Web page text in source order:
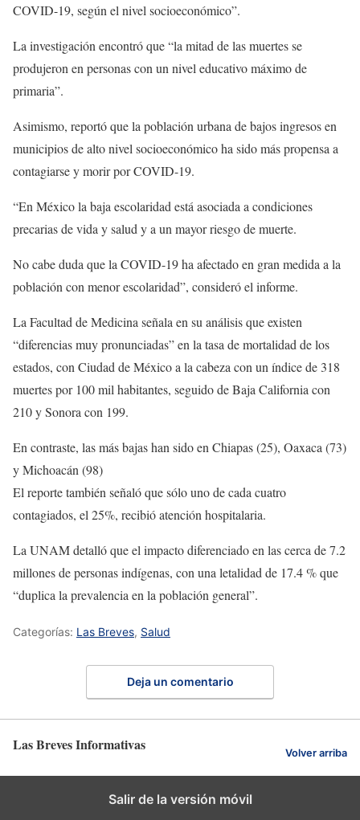
COVID-19, según el nivel socioeconómico”.
La investigación encontró que “la mitad de las muertes se
produjeron en personas con un nivel educativo máximo de
primaria”.
Asimismo, reportó que la población urbana de bajos ingresos en
municipios de alto nivel socioeconómico ha sido más propensa a
contagiarse y morir por COVID-19.
“En México la baja escolaridad está asociada a condiciones
precarias de vida y salud y a un mayor riesgo de muerte.
No cabe duda que la COVID-19 ha afectado en gran medida a la
población con menor escolaridad”, consideró el informe.
La Facultad de Medicina señala en su análisis que existen
“diferencias muy pronunciadas” en la tasa de mortalidad de los
estados, con Ciudad de México a la cabeza con un índice de 318
muertes por 100 mil habitantes, seguido de Baja California con
210 y Sonora con 199.
En contraste, las más bajas han sido en Chiapas (25), Oaxaca (73)
y Michoacán (98)
El reporte también señaló que sólo uno de cada cuatro
contagiados, el 25%, recibió atención hospitalaria.
La UNAM detalló que el impacto diferenciado en las cerca de 7.2
millones de personas indígenas, con una letalidad de 17.4 % que
“duplica la prevalencia en la población general”.
Categorías: Las Breves, Salud
Deja un comentario
Las Breves Informativas Volver arriba
Salir de la versión móvil